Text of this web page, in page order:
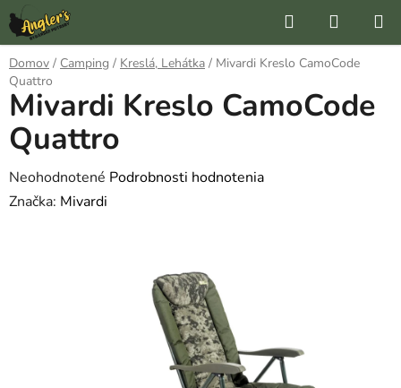
Prejsť
na
obsah
Hľadať
KOŠÍK
Domov / Camping / Kreslá, Lehátka / Mivardi Kreslo CamoCode
Quattro
Mivardi Kreslo CamoCode
Quattro
Priemerné
hodnotenie
Neohodnotené Podrobnosti hodnotenia
Značka: Mivardi